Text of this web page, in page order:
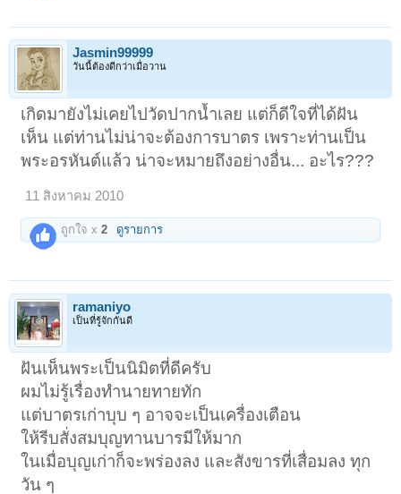
Jasmin99999
วันนี้ต้องดีกว่าเมื่อวาน
เกิดมายังไม่เคยไปวัดปากน้ำเลย แต่ก็ดีใจที่ได้ฝัน
เห็น แต่ท่านไม่น่าจะต้องการบาตร เพราะท่านเป็น
พระอรหันต์แล้ว น่าจะหมายถึงอย่างอื่น... อะไร???
11 สิงหาคม 2010
ถูกใจ x2 ดูรายการ
ramaniyo
เป็นที่รู้จักกันดี
ฝันเห็นพระเป็นนิมิตที่ดีครับ
ผมไม่รู้เรื่องทำนายทายทัก
แต่บาตรเก่าบุบ ๆ อาจจะเป็นเครื่องเตือน
ให้รีบสั่งสมบุญทานบารมีให้มาก
ในเมื่อบุญเก่าก็จะพร่องลง และสังขารที่เสื่อมลง ทุก
วัน ๆ